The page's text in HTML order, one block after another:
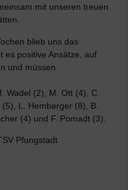
mit unseren treuen
blieb uns das
es positive Ansätze, auf
und müssen.
Wadel (2), M. Ott (4), C.
L. Hemberger (8), B.
(4) und F. Pomadt (3).
Pfungstadt